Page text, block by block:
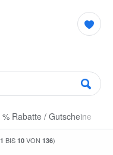
% Rabatte / Gutscheine
1 BIS 10 VON 136)